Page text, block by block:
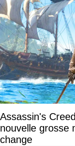
Assassin's
nouvelle grosse
change